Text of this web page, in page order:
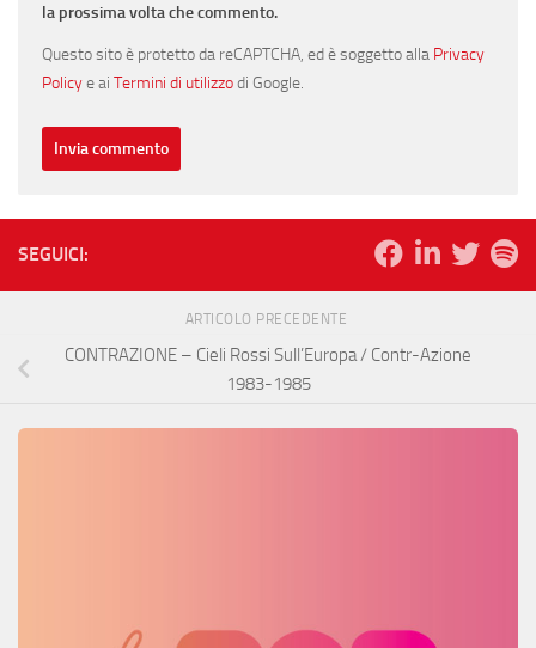
la prossima volta che commento.
Questo sito è protetto da reCAPTCHA, ed è soggetto alla Privacy
Policye ai Termini di utilizzodi Google.
SEGUICI:
ARTICOLO PRECEDENTE
CONTRAZIONE – Cieli Rossi Sull’Europa / Contr​-​Azione
1983​-​1985